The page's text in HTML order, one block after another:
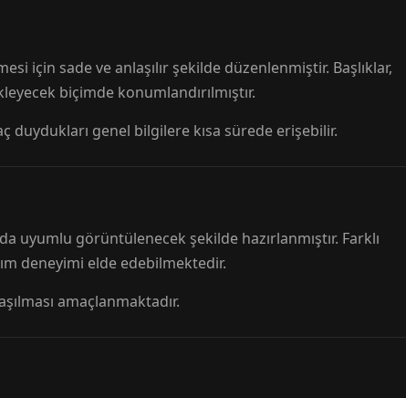
için sade ve anlaşılır şekilde düzenlenmiştir. Başlıklar,
biçimde konumlandırılmıştır.
duydukları genel bilgilere kısa sürede erişebilir.
uyumlu görüntülenecek şekilde hazırlanmıştır. Farklı
deneyimi elde edebilmektedir.
amaçlanmaktadır.